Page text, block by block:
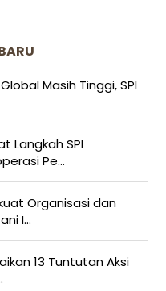
Masih Tinggi, SPI
Langkah SPI
Pe...
Organisasi dan
I...
13 Tuntutan Aksi